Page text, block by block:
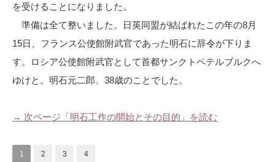
を受けることになりました。
準備は全て整いました。日英同盟が結ばれたこの年の8月
15日、フランス公使館附武官であった明石に辞令が下りま
す。ロシア公使館附武官として首都サンクトペテルブルクへ
ゆけと。明石元二郎、38歳のことでした。
→ 次ページ「明石工作の開始とその目的」を読む
1 2 3 4